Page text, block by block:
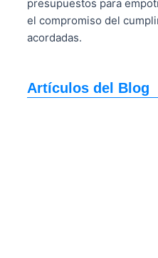
presupuestos para
el compromiso del
acordadas.
Artículos del Blog